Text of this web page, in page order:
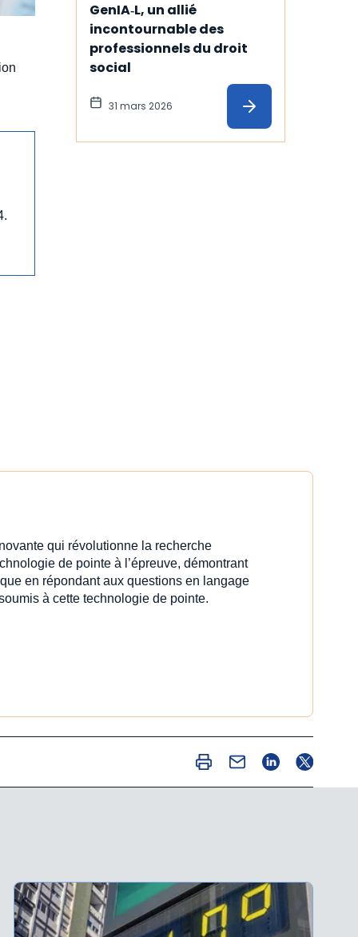
GenIA‑L, un allié
incontournable des
professionnels du droit
social
31 mars 2026
qui révolutionne la recherche
de pointe à l’épreuve, démontrant
en répondant aux questions en langage
à cette technologie de pointe.